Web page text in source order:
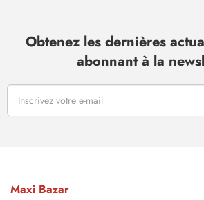
Obtenez les dernières
abonnant à la
Maxi Bazar